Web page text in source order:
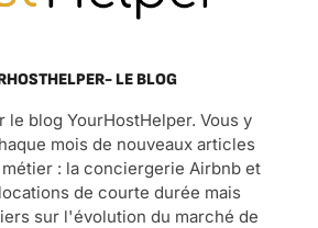
LE BLOG
le blog YourHostHelper. Vous y
mois de nouveaux articles
: la conciergerie Airbnb et
de courte durée mais
sur l'évolution du marché de